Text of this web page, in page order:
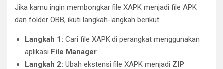
Jika kamu ingin membongkar file XAPK menjadi file APK
dan folder OBB, ikuti langkah-langkah berikut:
Langkah 1: Cari file XAPK di perangkat menggunakan
aplikasi File Manager.
Langkah 2: Ubah ekstensi file XAPK menjadi ZIP